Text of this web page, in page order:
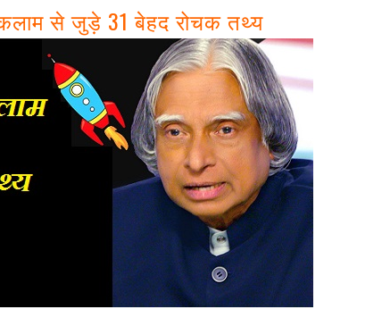
से जुड़े 31 बेहद रोचक तथ्य